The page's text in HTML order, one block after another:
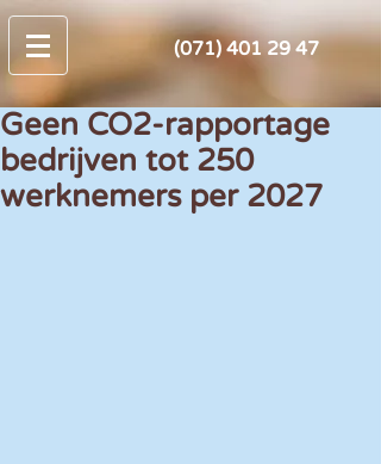
(071) 401 29 47
Geen CO2-rapportage
bedrijven tot 250
werknemers per 2027